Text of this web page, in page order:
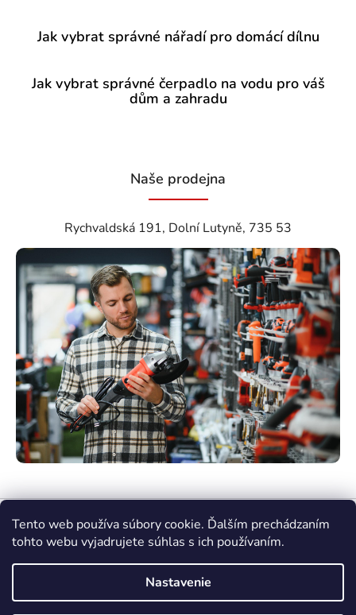
Tento web používa súbory cookie. Ďalším prechádzaním
tohto webu vyjadrujete súhlas s ich používaním.
Nastavenie
Jak vybrat správné nářadí pro domácí dílnu
Jak vybrat správné čerpadlo na vodu pro váš
dům a zahradu
Naše prodejna
Rychvaldská 191, Dolní Lutyně, 735 53